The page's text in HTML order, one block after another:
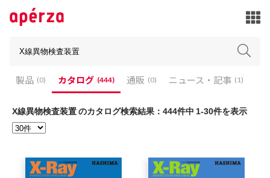
製品 (0) カタログ (444) 通販 (0) ニュース・記事 (1)
製品 (0) カタログ (444) 通販 (0) ニュース・記事 (1)
X線異物検査装置 のカタログ検索結果：444件中 1-30件を表示